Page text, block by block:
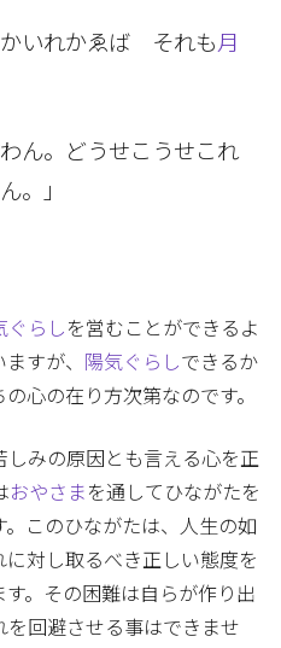
かいれかゑば それも月
ん。どうせこうせこれ
。」
ぐらし を営むことができるよ
すが、
陽気ぐらしできるか
心の在り方次第なのです。
しみの原因とも言える心を正
おやさま を通してひながたを
このひながたは、人生の如
対し取るべき正しい態度を
。その困難は自らが作り出
を回避させる事はできませ